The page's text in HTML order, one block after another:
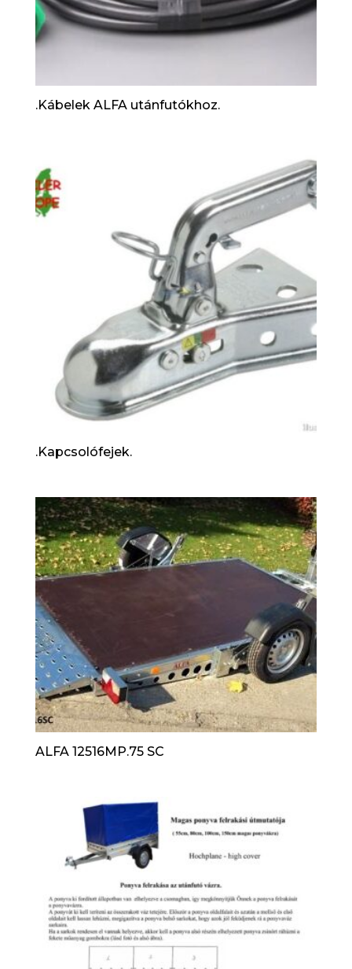
.Kábelek ALFA utánfutókhoz.
.Kapcsolófejek.
ALFA 12516MP.75 SC